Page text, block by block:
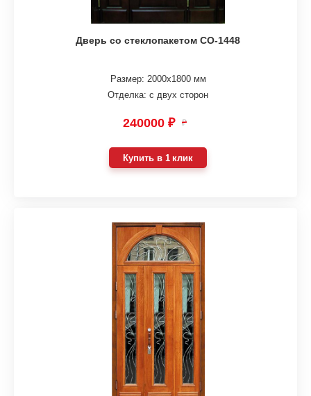
Дверь со стеклопакетом СО-1448
Размер: 2000х1800 мм
Отделка: с двух сторон
240000 ₽ ₽
Купить в 1 клик